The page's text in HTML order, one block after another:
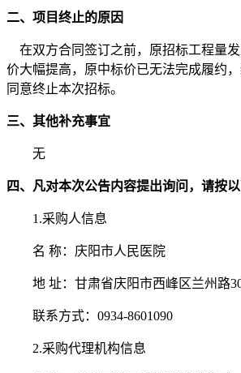
二、项目终止的原因
在双方合同签订之前，原招标工程量
价大幅提高，原中标价已无法完成履约，
同意终止本次招标。
三、其他补充事宜
无
四、凡对本次公告内容提出询问，请按
1.采购人信息
名 称：庆阳市人民医院
地 址：甘肃省庆阳市西峰区兰州
联系方式： 0934-8601090
2.采购代理机构信息